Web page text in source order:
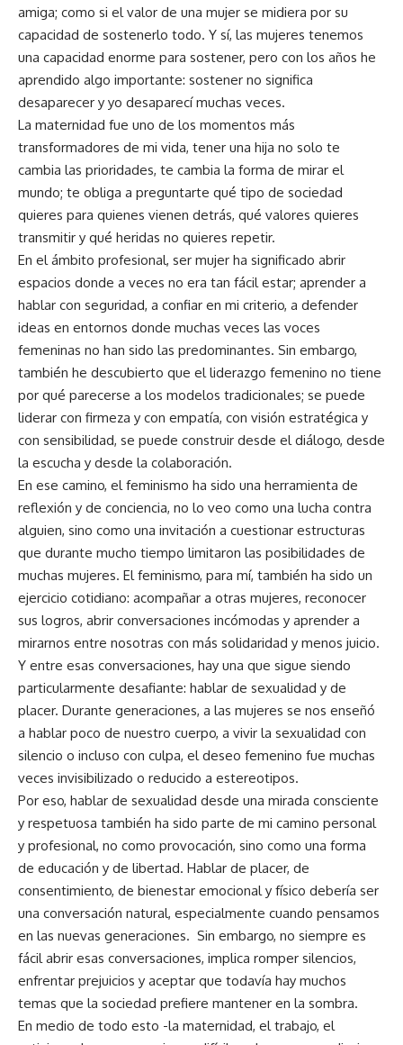
amiga; como si el valor de una mujer se midiera por su
capacidad de sostenerlo todo. Y sí, las mujeres tenemos
una capacidad enorme para sostener, pero con los años he
aprendido algo importante: sostener no significa
desaparecer y yo desaparecí muchas veces.
La maternidad fue uno de los momentos más
transformadores de mi vida, tener una hija no solo te
cambia las prioridades, te cambia la forma de mirar el
mundo; te obliga a preguntarte qué tipo de sociedad
quieres para quienes vienen detrás, qué valores quieres
transmitir y qué heridas no quieres repetir.
En el ámbito profesional, ser mujer ha significado abrir
espacios donde a veces no era tan fácil estar; aprender a
hablar con seguridad, a confiar en mi criterio, a defender
ideas en entornos donde muchas veces las voces
femeninas no han sido las predominantes. Sin embargo,
también he descubierto que el liderazgo femenino no tiene
por qué parecerse a los modelos tradicionales; se puede
liderar con firmeza y con empatía, con visión estratégica y
con sensibilidad, se puede construir desde el diálogo, desde
la escucha y desde la colaboración.
En ese camino, el feminismo ha sido una herramienta de
reflexión y de conciencia, no lo veo como una lucha contra
alguien, sino como una invitación a cuestionar estructuras
que durante mucho tiempo limitaron las posibilidades de
muchas mujeres. El feminismo, para mí, también ha sido un
ejercicio cotidiano: acompañar a otras mujeres, reconocer
sus logros, abrir conversaciones incómodas y aprender a
mirarnos entre nosotras con más solidaridad y menos juicio.
Y entre esas conversaciones, hay una que sigue siendo
particularmente desafiante: hablar de sexualidad y de
placer. Durante generaciones, a las mujeres se nos enseñó
a hablar poco de nuestro cuerpo, a vivir la sexualidad con
silencio o incluso con culpa, el deseo femenino fue muchas
veces invisibilizado o reducido a estereotipos.
Por eso, hablar de sexualidad desde una mirada consciente
y respetuosa también ha sido parte de mi camino personal
y profesional, no como provocación, sino como una forma
de educación y de libertad. Hablar de placer, de
consentimiento, de bienestar emocional y físico debería ser
una conversación natural, especialmente cuando pensamos
en las nuevas generaciones. Sin embargo, no siempre es
fácil abrir esas conversaciones, implica romper silencios,
enfrentar prejuicios y aceptar que todavía hay muchos
temas que la sociedad prefiere mantener en la sombra.
En medio de todo esto -la maternidad, el trabajo, el